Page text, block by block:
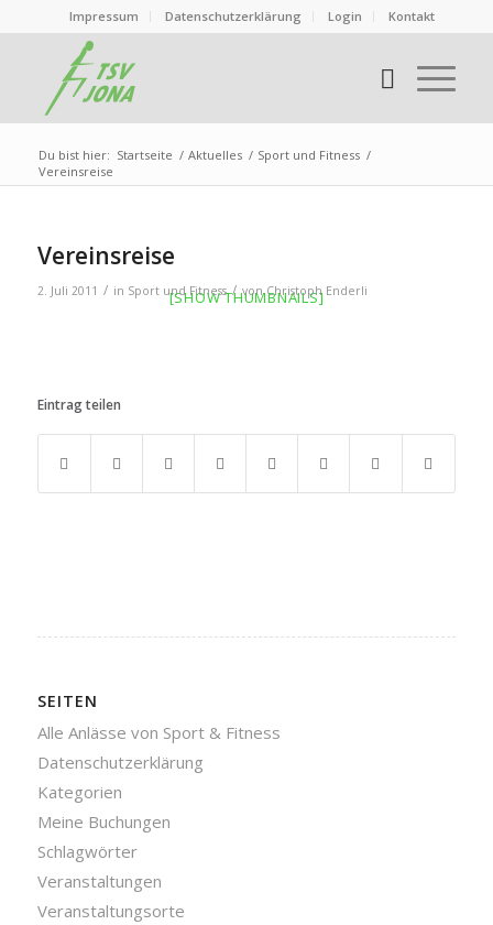
Impressum Datenschutzerklärung Login Kontakt
Du bist hier: Startseite / Aktuelles / Sport und Fitness /
Vereinsreise
Vereinsreise
2. Juli 2011 / in Sport und Fitness / vonChristoph Enderli
[SHOW THUMBNAILS]
Eintrag teilen
SEITEN
Alle Anlässe von Sport & Fitness
Datenschutzerklärung
Kategorien
Meine Buchungen
Schlagwörter
Veranstaltungen
Veranstaltungsorte